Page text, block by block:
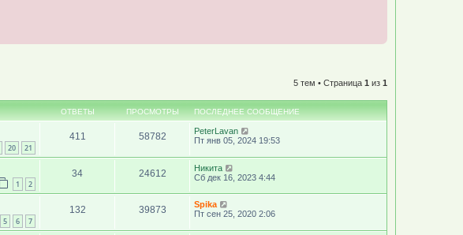
5 тем • Страница 1 из 1
ОТВЕТЫ ПРОСМОТРЫ ПОСЛЕДНЕЕ СООБЩЕНИЕ
20 21
411 58782
PeterLavan
Пт янв 05, 2024 19:53
1 2
34 24612
Никита
Сб дек 16, 2023 4:44
5 6 7
132 39873
Spika
Пт сен 25, 2020 2:06